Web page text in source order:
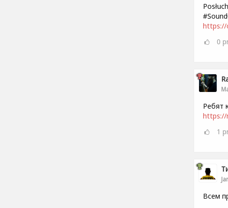
https://
0
Ребят
https://
1
Всем